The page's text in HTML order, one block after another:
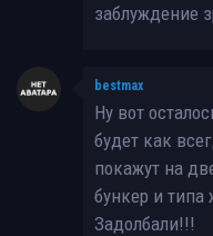
заблуждение
bestmax
Ну вот
будет как
покажут на
бункер и типа
Задoлбали!!!